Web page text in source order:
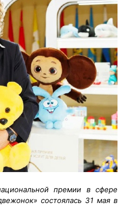
премии в сфере
состоялась 31 мая в